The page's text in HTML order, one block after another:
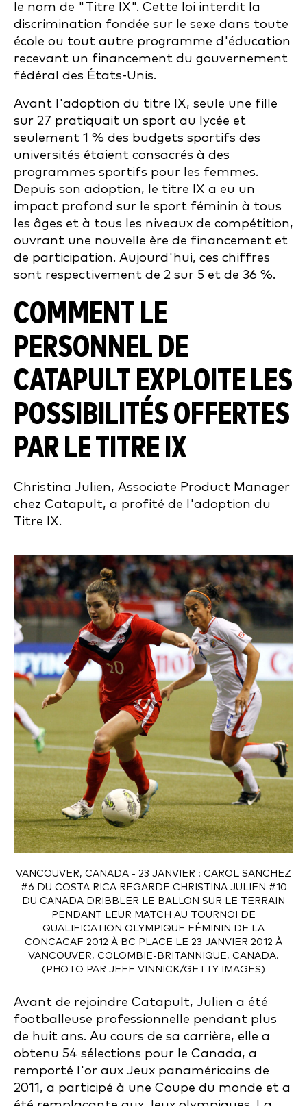
le nom de "Titre IX". Cette loi interdit la
discrimination fondée sur le sexe dans toute
école ou tout autre programme d'éducation
recevant un financement du gouvernement
fédéral des États-Unis.
Avant l'adoption du titre IX, seule une fille
sur 27 pratiquait un sport au lycée et
seulement 1 % des budgets sportifs des
universités étaient consacrés à des
programmes sportifs pour les femmes.
Depuis son adoption, le titre IX a eu un
impact profond sur le sport féminin à tous
les âges et à tous les niveaux de compétition,
ouvrant une nouvelle ère de financement et
de participation. Aujourd'hui, ces chiffres
sont respectivement de 2 sur 5 et de 36 %.
COMMENT LE
PERSONNEL DE
CATAPULT EXPLOITE LES
POSSIBILITÉS OFFERTES
PAR LE TITRE IX
Christina Julien, Associate Product Manager
chez Catapult, a profité de l'adoption du
Titre IX.
VANCOUVER, CANADA - 23 JANVIER : CAROL SANCHEZ
#6 DU COSTA RICA REGARDE CHRISTINA JULIEN #10
DU CANADA DRIBBLER LE BALLON SUR LE TERRAIN
PENDANT LEUR MATCH AU TOURNOI DE
QUALIFICATION OLYMPIQUE FÉMININ DE LA
CONCACAF 2012 À BC PLACE LE 23 JANVIER 2012 À
VANCOUVER, COLOMBIE-BRITANNIQUE, CANADA.
(PHOTO PAR JEFF VINNICK/GETTY IMAGES)
Avant de rejoindre Catapult, Julien a été
footballeuse professionnelle pendant plus
de huit ans. Au cours de sa carrière, elle a
obtenu 54 sélections pour le Canada, a
remporté l'or aux Jeux panaméricains de
2011, a participé à une Coupe du monde et a